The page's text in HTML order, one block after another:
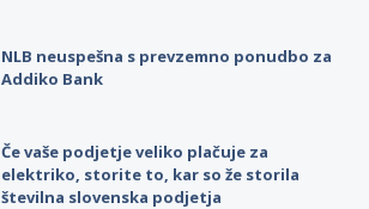
NLB neuspešna s prevzemno ponudbo za
Addiko Bank
Če vaše podjetje veliko plačuje za
elektriko, storite to, kar so že storila
številna slovenska podjetja